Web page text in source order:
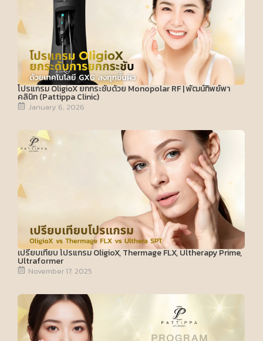
โปรแกรม OligioX ยกกระชับด้วย Monopolar RF | พัฒน์ทิพย์พา
คลินิก (Pattippa Clinic)
January 6, 2026
เปรียบเทียบ โปรแกรม OligioX, Thermage FLX, Ultherapy Prime,
Ultraformer
November 17, 2025